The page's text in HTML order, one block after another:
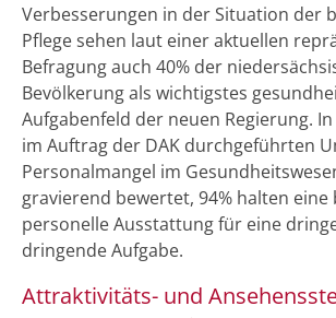
Verbesserungen in der Situation der
Pflege sehen laut einer aktuellen
Befragung auch 40% der
Bevölkerung als wichtigstes
Aufgabenfeld der neuen Regierung.
im Auftrag der DAK durchgeführten
Personalmangel im
gravierend bewertet, 94% halten eine
personelle Ausstattung für eine
dringende Aufgabe.
Attraktivitäts- und